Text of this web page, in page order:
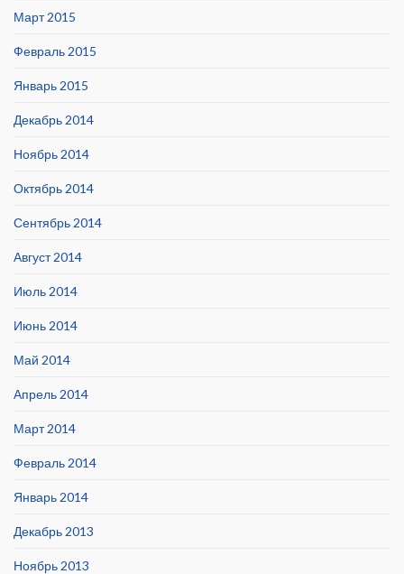
Март 2015
Февраль 2015
Январь 2015
Декабрь 2014
Ноябрь 2014
Октябрь 2014
Сентябрь 2014
Август 2014
Июль 2014
Июнь 2014
Май 2014
Апрель 2014
Март 2014
Февраль 2014
Январь 2014
Декабрь 2013
Ноябрь 2013